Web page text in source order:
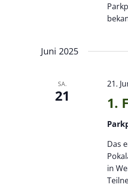
Juni 2025
SA.
21 1.
21.
Das
in